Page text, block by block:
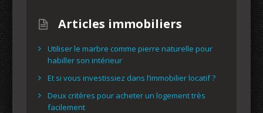
Articles immobiliers
Utiliser le marbre comme pierre naturelle pour
habiller son intérieur
Et si vous investissiez dans l’immobilier locatif ?
Deux critères pour acheter un logement très
facilement